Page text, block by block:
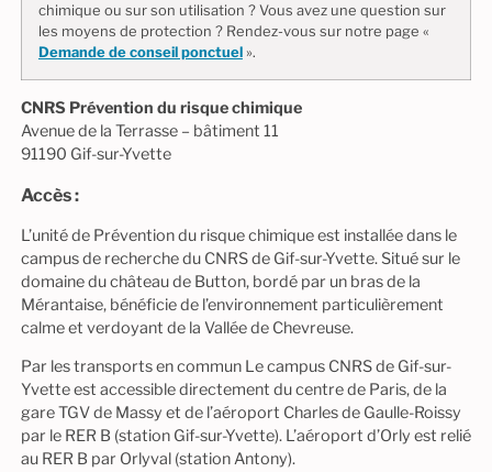
chimique ou sur son utilisation ? Vous avez une question sur
les moyens de protection ? Rendez-vous sur notre page «
Demande de conseil ponctuel».
CNRS Prévention du risque chimique
Avenue de la Terrasse – bâtiment 11
91190 Gif-sur-Yvette
Accès :
L’unité de Prévention du risque chimique est installée dans le
campus de recherche du CNRS de Gif-sur-Yvette. Situé sur le
domaine du château de Button, bordé par un bras de la
Mérantaise, bénéficie de l’environnement particulièrement
calme et verdoyant de la Vallée de Chevreuse.
Par les transports en commun Le campus CNRS de Gif-sur-
Yvette est accessible directement du centre de Paris, de la
gare TGV de Massy et de l’aéroport Charles de Gaulle-Roissy
par le RER B (station Gif-sur-Yvette). L’aéroport d’Orly est relié
au RER B par Orlyval (station Antony).